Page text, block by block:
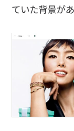
ていた背景が